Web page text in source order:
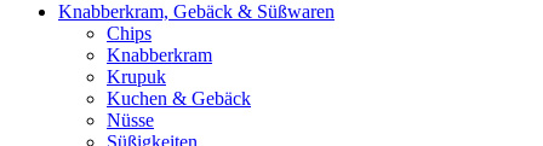
Knabberkram, Gebäck & Süßwaren
Chips
Knabberkram
Krupuk
Kuchen & Gebäck
Nüsse
Süßigkeiten